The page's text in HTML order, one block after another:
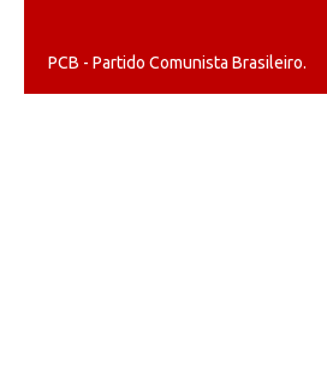
PCB - Partido Comunista Brasileiro.